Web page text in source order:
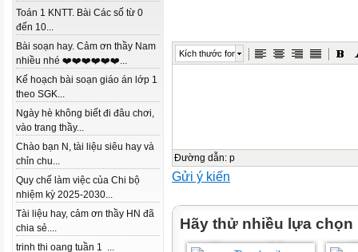
Toán 1 KNTT. Bài Các số từ 0
đến 10...
Bài soạn hay. Cảm ơn thầy Nam
nhiều nhé ❤️❤️❤️❤️❤️❤️...
Kế hoạch bài soạn giáo án lớp 1
theo SGK...
Ngày hè không biết đi đâu chơi,
vào trang thầy...
Chào bạn N, tài liệu siêu hay và
chỉn chu...
Quy chế làm việc của Chi bộ
nhiệm kỳ 2025-2030...
Tài liệu hay, cảm ơn thầy HN đã
chia sẻ....
trinh thi oang tuần 1 ...
Kích thước font
Đường dẫn: p
Gửi ý kiến
Hãy thử nhiều lựa chọn